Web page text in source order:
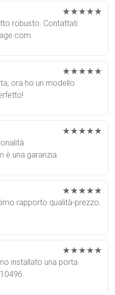
★★★★★
robusto. Contattati
★★★★★
ora ho un modello
★★★★★
è una garanzia.
★★★★★
rapporto qualità-prezzo.
★★★★★
installato una porta